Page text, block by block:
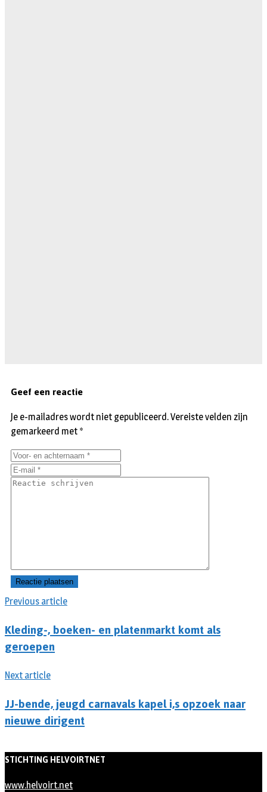
Previous article
Kleding-, boeken- en platenmarkt komt als
geroepen
Next article
JJ-bende, jeugd carnavals kapel i,s opzoek naar
nieuwe dirigent
Geef een reactie
Je e-mailadres wordt niet gepubliceerd.Vereiste velden zijn
gemarkeerd met *
STICHTING HELVOIRTNET
www.helvoirt.net